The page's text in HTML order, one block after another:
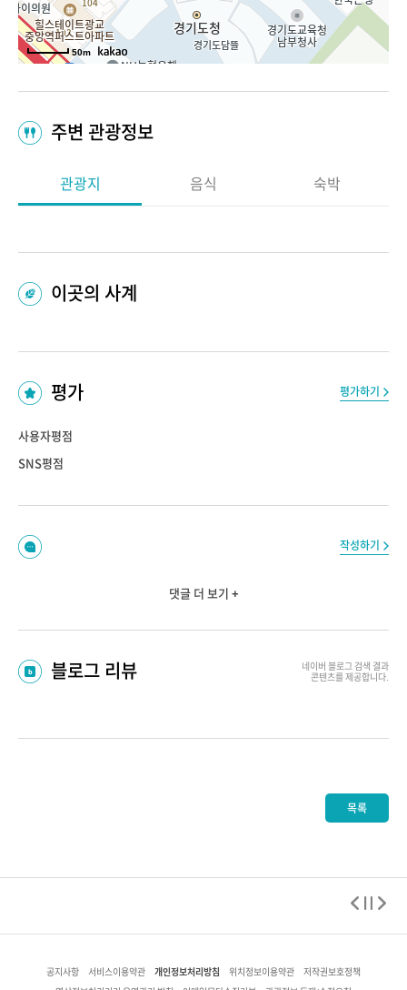
50m
주변 관광정보
관광지 음식 숙박
이곳의 사계
평가 평가하기
사용자평점
SNS평점
작성하기
댓글 더 보기 +
블로그 리뷰 네이버 블로그 검색 결과
콘텐츠를 제공합니다.
목록
공지사항 서비스이용약관 개인정보처리방침 위치정보이용약관 저작권보호정책